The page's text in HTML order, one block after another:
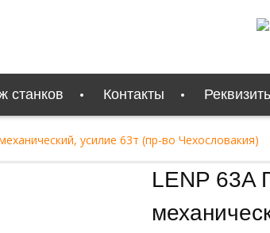
станков Контакты
усилие 63т (пр-во Чехословакия)
LENP 63A